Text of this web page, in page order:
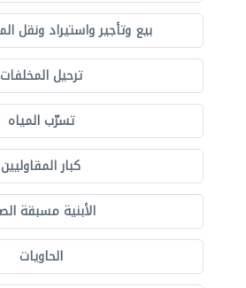
بيع وتأجير واستيراد ونقل
ترحيل المخلفات
تسرّب المياه
كبار المقاوليين
الأبنية مسبقة
الحاويات